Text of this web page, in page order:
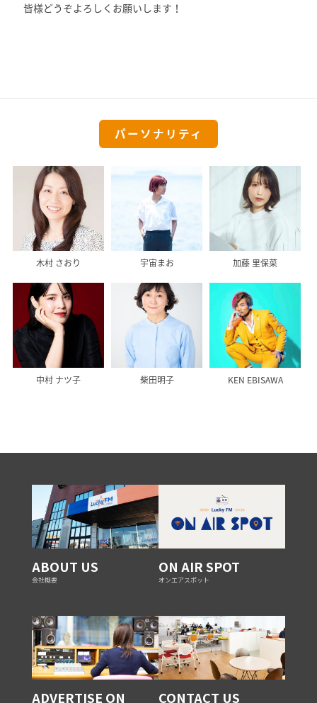
皆様どうぞよろしくお願いします！
パーソナリティ
木村 さおり 宇宙まお 加藤 里保菜
中村 ナツ子 柴田明子 KEN EBISAWA
ABOUT US
会社概要
ON AIR SPOT
オンエアスポット
ADVERTISE ON CONTACT US